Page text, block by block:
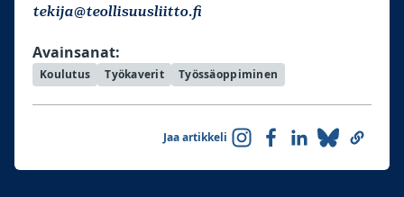
tekija@teollisuusliitto.fi
Avainsanat:
Koulutus Työkaverit Työssäoppiminen
Jaa artikkeli